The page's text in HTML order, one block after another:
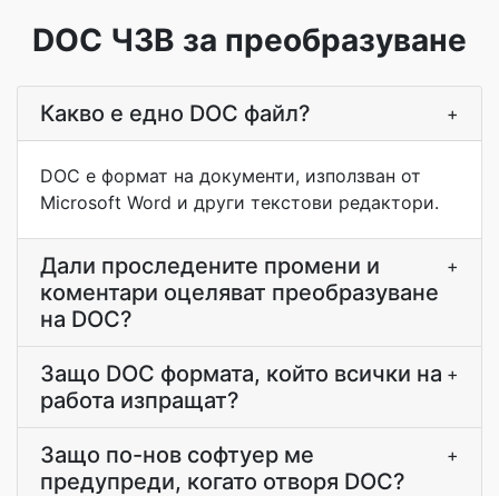
DOC ЧЗВ за преобразуване
Какво е едно DOC файл? +
DOC е формат на документи, използван от
Microsoft Word и други текстови редактори.
Дали проследените промени и
коментари оцеляват преобразуване
на DOC?
+
Защо DOC формата, който всички на
работа изпращат?
+
Защо по-нов софтуер ме
предупреди, когато отворя DOC?
+